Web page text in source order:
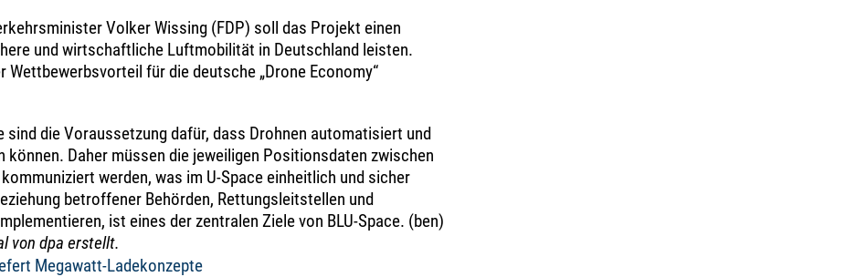
Volker Wissing (FDP) soll das Projekt einen
und wirtschaftliche Luftmobilität in Deutschland leisten.
Wettbewerbsvorteil für die deutsche „Drone Economy“
sind die Voraussetzung dafür, dass Drohnen automatisiert und
können. Daher müssen die jeweiligen Positionsdaten zwischen
werden, was im U-Space einheitlich und sicher
betroffener Behörden, Rettungsleitstellen und
ist eines der zentralen Ziele von BLU-Space. (ben)
von dpa erstellt.
Megawatt-Ladekonzepte